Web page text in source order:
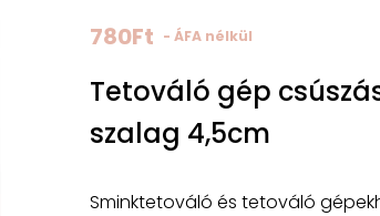
780Ft - ÁFA nélkül
Tetováló gép
szalag 4,5cm
Sminktetováló és tetováló